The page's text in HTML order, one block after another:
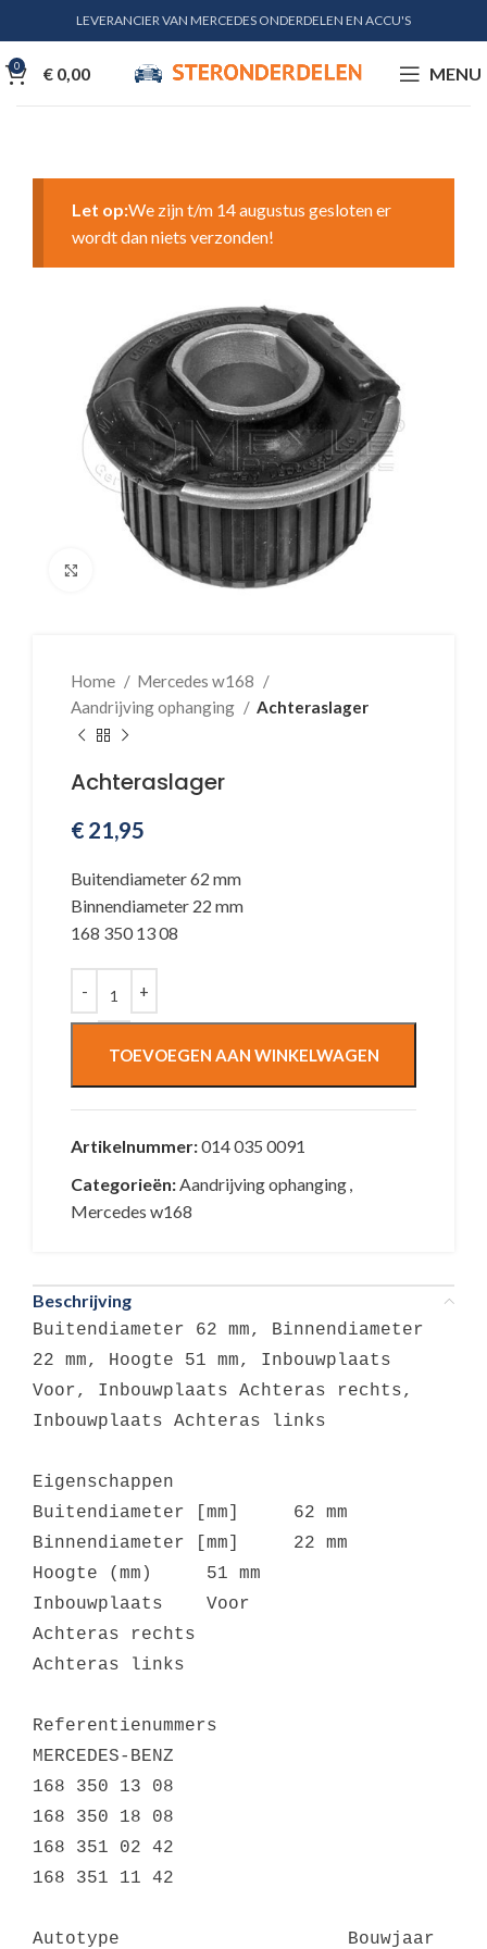
LEVERANCIER VAN MERCEDES ONDERDELEN EN ACCU'S
0 € 0,00 MENU
Let op:We zijn t/m 14 augustus gesloten er
wordt dan niets verzonden!
Klik voor vergroting
Home
Mercedes w168
Aandrijving ophanging
Achteraslager
Achteraslager
€ 21,95
Buitendiameter 62 mm
Binnendiameter 22 mm
168 350 13 08
TOEVOEGEN AAN WINKELWAGEN
Artikelnummer:014 035 0091
Categorieën:Aandrijving ophanging,
Mercedes w168
Beschrijving
Buitendiameter 62 mm, Binnendiameter
22 mm, Hoogte 51 mm, Inbouwplaats
Voor, Inbouwplaats Achteras rechts,
Inbouwplaats Achteras links
Eigenschappen
Buitendiameter [mm]
62 mm
Binnendiameter [mm]
22 mm
Hoogte (mm)
51 mm
Inbouwplaats
Voor
Achteras rechts
Achteras links
Referentienummers
MERCEDES-BENZ
168 350 13 08
168 350 18 08
168 351 02 42
168 351 11 42
Autotype Bouwjaar